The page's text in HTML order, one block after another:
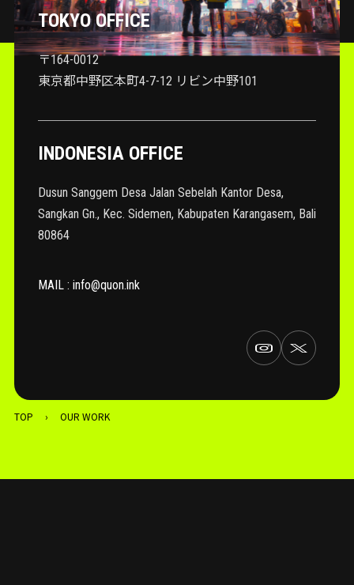
TOKYO OFFICE
〒164-0012
東京都中野区本町4-7-12 リビン中野101
INDONESIA OFFICE
Dusun Sanggem Desa Jalan Sebelah Kantor Desa,
Sangkan Gn., Kec. Sidemen, Kabupaten Karangasem, Bali
80864
MAIL : info@quon.ink
TOP › OUR WORK